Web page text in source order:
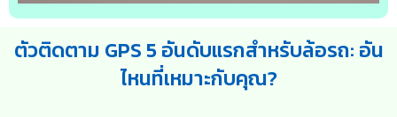
ตัวติดตาม GPS 5 อันดับแรกสำหรับล้อรถ: อัน
ไหนที่เหมาะกับคุณ?